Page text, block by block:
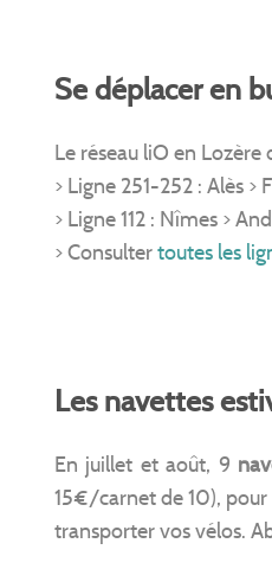
Se déplacer en
Le réseau liO en Lozère
> Ligne 251-252 : Alès >
> Ligne 112 : Nîmes >
> Consultertoutes les
Les navettes
En juillet et août, 9
15€/carnet de 10), pour
transporter vos vélos.